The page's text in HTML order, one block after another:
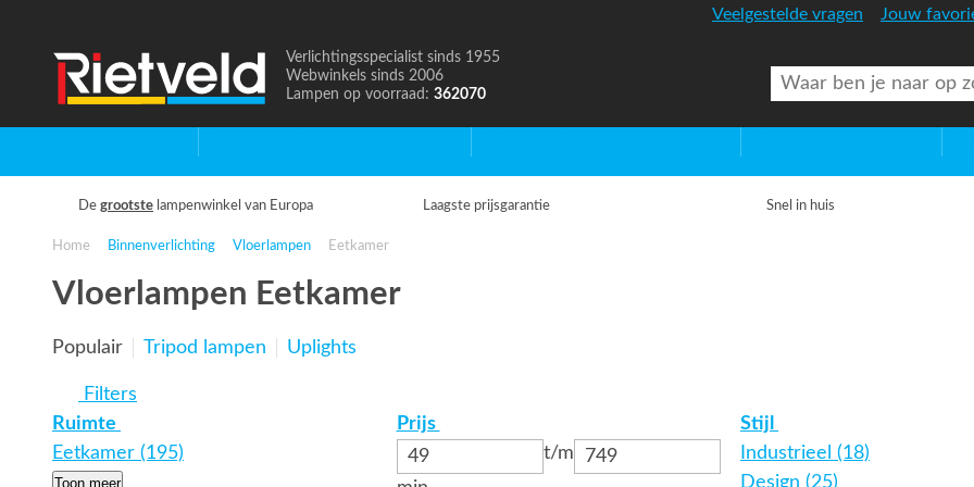
Veelgestelde vragen Jouw
Naar
de
Verlichtingsspecialist sinds 1955
Webwinkels sinds 2006
Lampen op voorraad: 362070
De grootste lampenwinkel van Europa Laagste prijsgarantie Snel in huis
Home Binnenverlichting Vloerlampen Eetkamer
Vloerlampen Eetkamer
Populair Tripod lampen Uplights
Filters
Ruimte
Eetkamer (195)
Toon meer
Prijs
t/m
Stijl
Industrieel (18)
Design (25)